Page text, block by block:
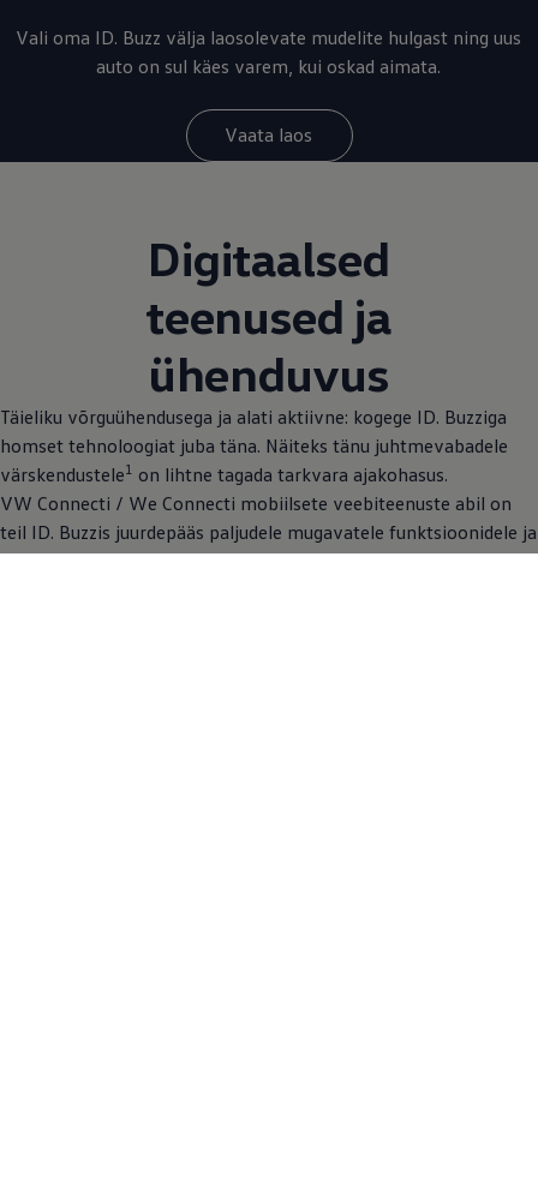
Vali oma ID. Buzz välja laosolevate mudelite hulgast ning uus
auto on sul käes varem, kui oskad aimata.
Vaata laos
Digitaalsed
teenused ja
ühenduvus
Täieliku võrguühendusega ja alati aktiivne: kogege ID. Buzziga
homset tehnoloogiat juba täna. Näiteks tänu juhtmevabadele
värskendustele1 on lihtne tagada tarkvara ajakohasus.
VW Connecti / We Connecti mobiilsete veebiteenuste abil on
teil ID. Buzzis juurdepääs paljudele mugavatele funktsioonidele ja
teenustele, mis lihtsustavad teie elu. Volkswageni rakendusega